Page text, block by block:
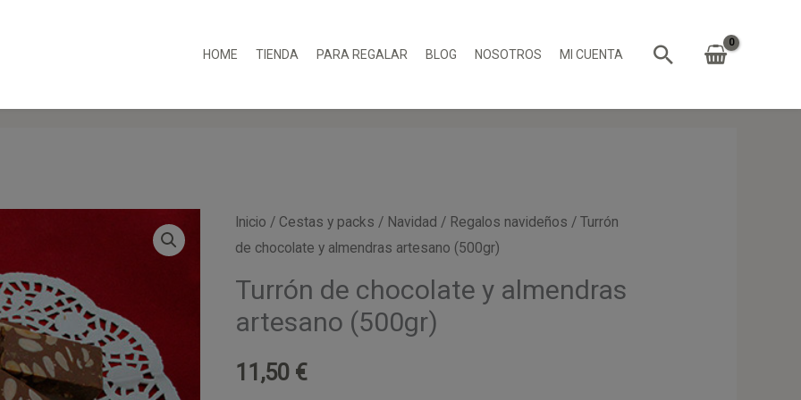
HOME TIENDA PARA REGALAR BLOG NOSOTROS MI CUENTA Buscar
Inicio / Cestas y packs / Navidad / Regalos navideños / Turrón
de chocolate y almendras artesano (500gr)
Turrón de chocolate y almendras
artesano (500gr)
11,50 €